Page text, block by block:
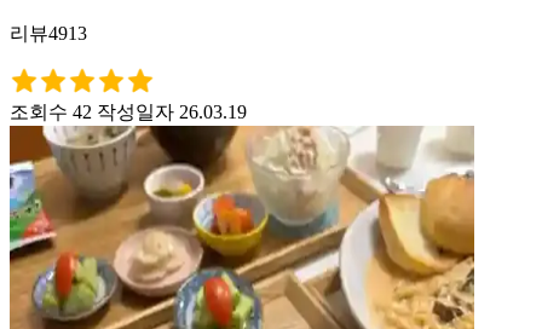
리뷰4913
조회수 42 작성일자 26.03.19